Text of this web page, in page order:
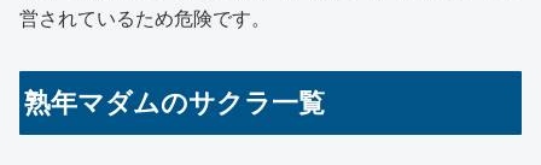
営されているため危険です。
熟年マダムのサクラ一覧